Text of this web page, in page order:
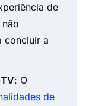
de
concluir a
: O
de